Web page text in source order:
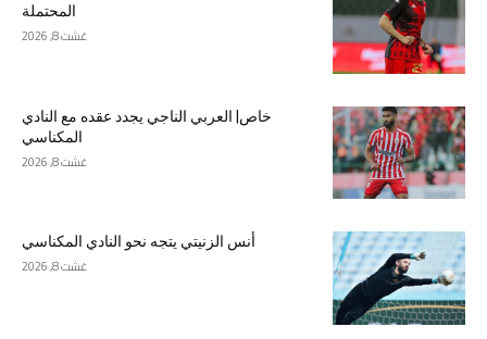
المحتملة
غشت 8, 2026
خاص| العربي الناجي يجدد عقده مع النادي
المكناسي
غشت 8, 2026
أنس الزنيتي يتجه نحو النادي المكناسي
غشت 8, 2026